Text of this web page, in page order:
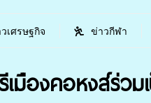
เศรษฐกิจ ข่าวกีฬา
องคอหงส์ร่ว